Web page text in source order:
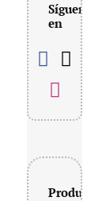
Síguenos
en
Productos